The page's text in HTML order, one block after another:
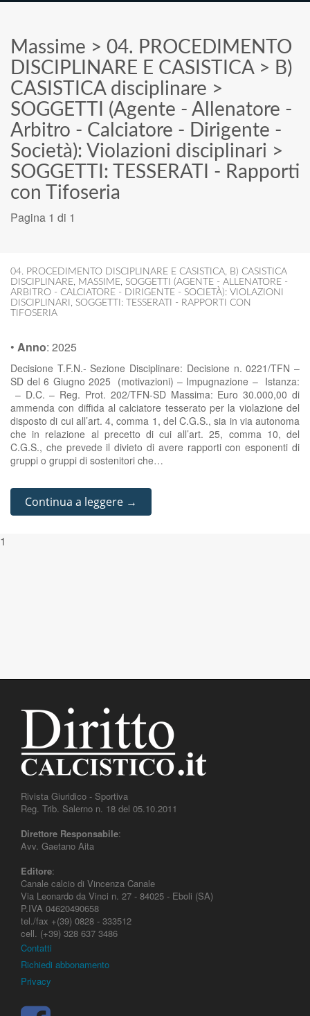
Massime > 04. PROCEDIMENTO
DISCIPLINARE E CASISTICA> B)
CASISTICA disciplinare >
SOGGETTI (Agente - Allenatore -
Arbitro - Calciatore - Dirigente -
Società): Violazioni disciplinari >
SOGGETTI: TESSERATI - Rapporti
con Tifoseria
Pagina 1 di 1
04. PROCEDIMENTO DISCIPLINARE E CASISTICA, B) CASISTICA
DISCIPLINARE, MASSIME, SOGGETTI (AGENTE - ALLENATORE -
ARBITRO - CALCIATORE - DIRIGENTE - SOCIETÀ): VIOLAZIONI
DISCIPLINARI , SOGGETTI: TESSERATI - RAPPORTI CON
TIFOSERIA
• Anno: 2025
Decisione T.F.N.- Sezione Disciplinare: Decisione n. 0221/TFN –
SD del 6 Giugno 2025 (motivazioni) – Impugnazione – Istanza:
– D.C. – Reg. Prot. 202/TFN-SD Massima: Euro 30.000,00 di
ammenda con diffida al calciatore tesserato per la violazione del
disposto di cui all’art. 4, comma 1, del C.G.S., sia in via autonoma
che in relazione al precetto di cui all’art. 25, comma 10, del
C.G.S., che prevede il divieto di avere rapporti con esponenti di
gruppi o gruppi di sostenitori che…
Continua a leggere →
1
Rivista Giuridico - Sportiva
Reg. Trib. Salerno n. 18 del 05.10.2011
Direttore Responsabile:
Avv. Gaetano Aita
Editore:
Canale calcio di Vincenza Canale
Via Leonardo da Vinci n. 27 - 84025 - Eboli (SA)
P.IVA 04620490658
tel./fax +(39) 0828 - 333512
cell. (+39) 328 637 3486
Contatti
Richiedi abbonamento
Privacy